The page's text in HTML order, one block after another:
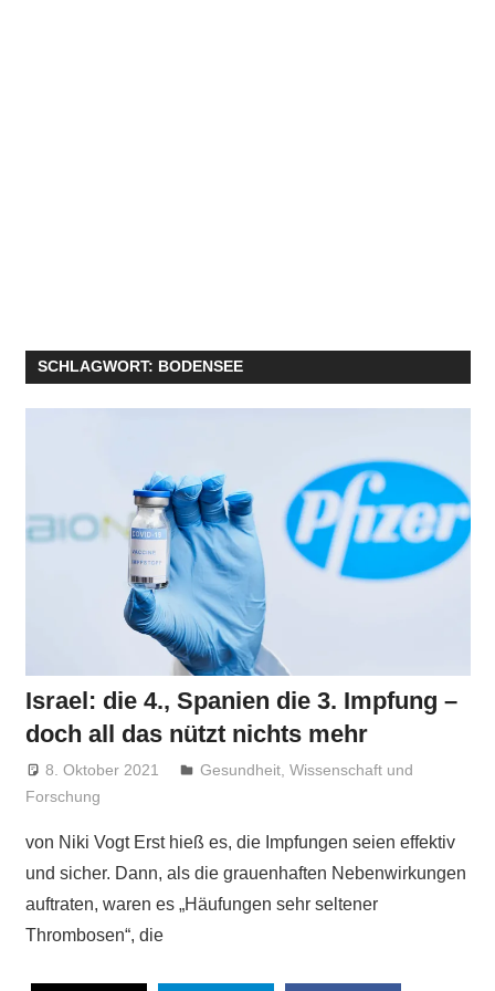
SCHLAGWORT: BODENSEE
Israel: die 4., Spanien die 3. Impfung –
doch all das nützt nichts mehr
8. Oktober 2021 Niki Vogt
Gesundheit,Wissenschaft und
Forschung
von Niki Vogt Erst hieß es, die Impfungen seien effektiv
und sicher. Dann, als die grauenhaften Nebenwirkungen
auftraten, waren es „Häufungen sehr seltener
Thrombosen“, die